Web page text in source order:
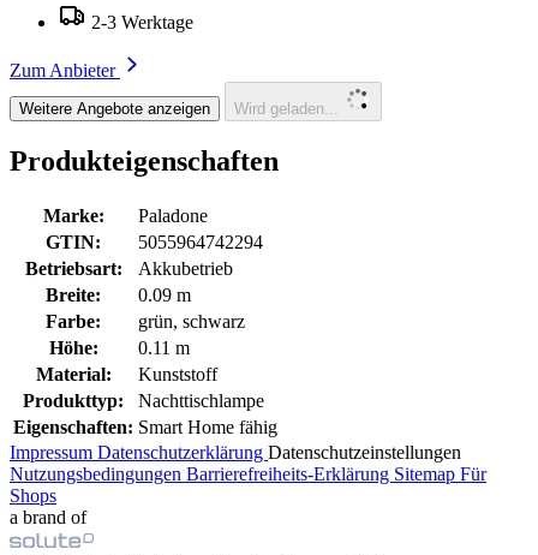
2-3 Werktage
Zum Anbieter
Weitere Angebote anzeigen Wird geladen...
Produkteigenschaften
Marke:
Paladone
GTIN:
5055964742294
Betriebsart:
Akkubetrieb
Breite:
0.09 m
Farbe:
grün, schwarz
Höhe:
0.11 m
Material:
Kunststoff
Produkttyp:
Nachttischlampe
Eigenschaften: Smart Home fähig
Impressum Datenschutzerklärung Datenschutzeinstellungen
Nutzungsbedingungen Barrierefreiheits-Erklärung Sitemap Für
Shops
a brand of